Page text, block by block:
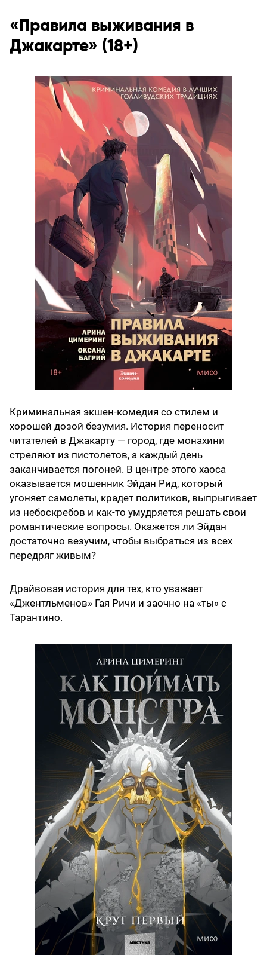
«Правила выживания в
Джакарте» (18+)
Криминальная экшен-комедия со стилем и
хорошей дозой безумия. История переносит
читателей в Джакарту — город, где монахини
стреляют из пистолетов, а каждый день
заканчивается погоней. В центре этого хаоса
оказывается мошенник Эйдан Рид, который
угоняет самолеты, крадет политиков, выпрыгивает
из небоскребов и как-то умудряется решать свои
романтические вопросы. Окажется ли Эйдан
достаточно везучим, чтобы выбраться из всех
передряг живым?
Драйвовая история для тех, кто уважает
«Джентльменов» Гая Ричи и заочно на «ты» с
Тарантино.